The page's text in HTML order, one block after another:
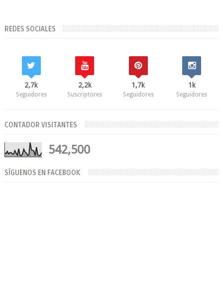
REDES SOCIALES
2,7k
Seguidores
2,2k
Suscriptores
1,7k
Seguidores
1k
Seguidores
CONTADOR VISITANTES
542,500
SÍGUENOS EN FACEBOOK